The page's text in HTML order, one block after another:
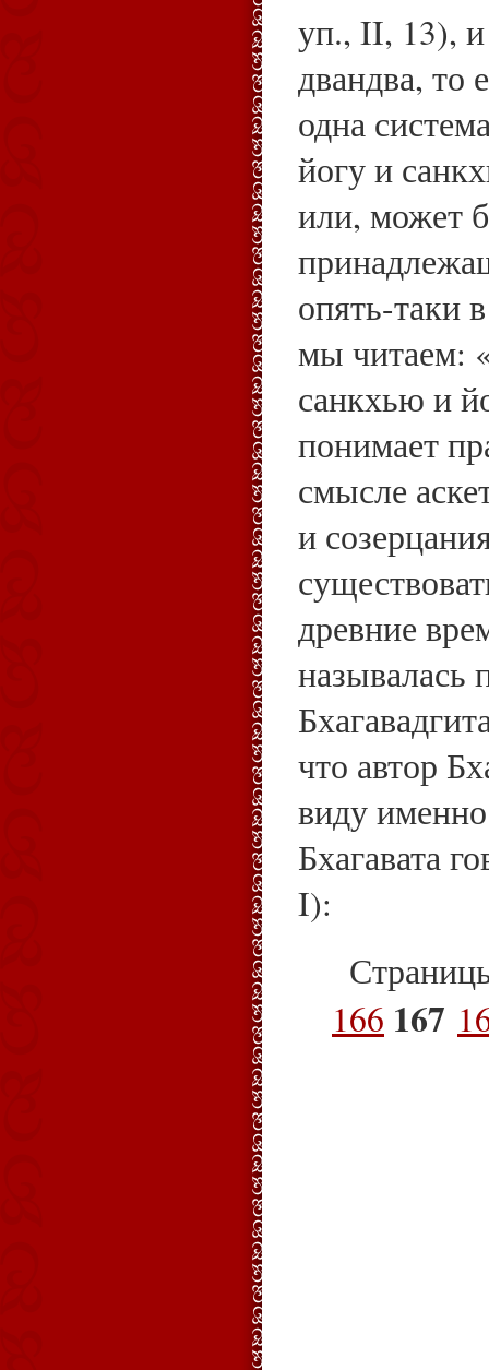
уп., II, 13),
двандва, то
одна
йогу и
или, может
опять-таки
мы читаем:
санкхью и
понимает
смысле
и
древние
называлась
что автор
виду именно
Бхагавата
I):
166 167